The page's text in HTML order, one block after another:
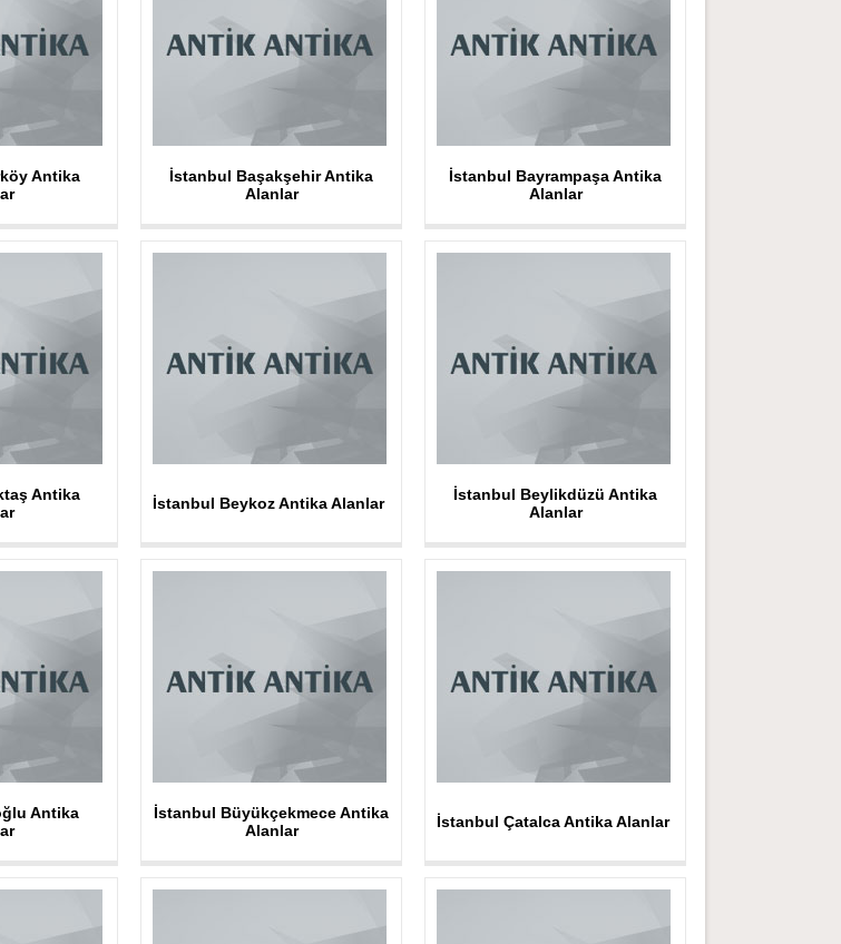
Antika
İstanbul Başakşehir Antika
Alanlar
İstanbul Bayrampaşa Antika
Alanlar
Antika
İstanbul Beykoz Antika Alanlar
İstanbul Beylikdüzü Antika
Alanlar
Antika
İstanbul Büyükçekmece Antika
Alanlar
İstanbul Çatalca Antika Alanlar